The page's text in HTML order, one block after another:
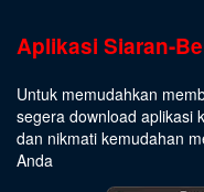
Aplikasi Siaran-
Untuk memudahkan
segera download aplikasi
dan nikmati kemudahan
Anda